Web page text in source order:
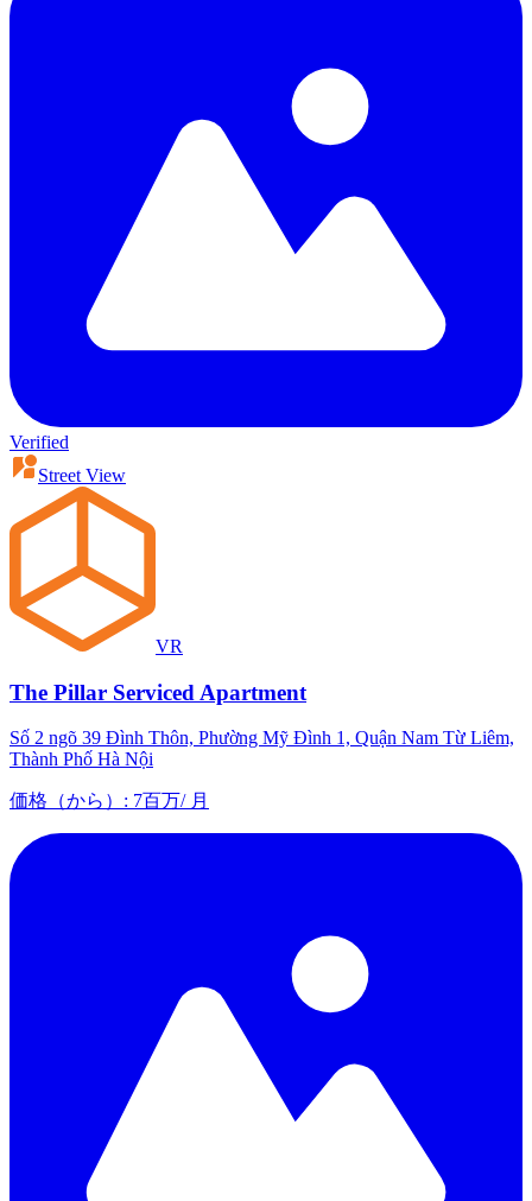
Verified
Street View
VR
The Pillar Serviced Apartment
Số 2 ngõ 39 Đình Thôn, Phường Mỹ Đình 1, Quận Nam Từ Liêm,
Thành Phố Hà Nội
価格（から） : 7百万/月